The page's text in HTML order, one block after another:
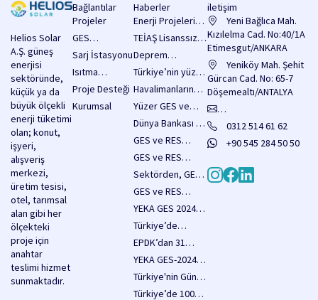
Helios Solar
A.Ş. güneş
enerjisi
sektöründe,
küçük ya da
büyük ölçekli
enerji tüketimi
olan; konut,
işyeri,
alışveriş
merkezi,
üretim tesisi,
otel, tarımsal
alan gibi her
ölçekteki
proje için
anahtar
teslimi hizmet
sunmaktadır.
Bağlantılar
Projeler
GES
Sistemleri
Sarj İstasyonu
Isıtma
Sistemleri
Proje Desteği
Kurumsal
Haberler
Enerji Projelerine
2 Milyar Dolarlık
Kredi
Sağlanacak!
TEİAŞ Lisanssız
Elektrik Üretimi
Yatırım
Başvuruları İçin
3.750 MW’lık
Kapasite Hakkı
Duyurusu
Yayımladı
Deprem
Bölgesinde
Yenilenebilir
Enerji
Yatırımlarına
Destekler Arttı,
Yatırımların Önü
Türkiye’nin yüzer
GES potansiyeli
hesaplanıyor
Havalimanlarında
enerji verimliliği
enerjisi
santralleri
yaygınlaştırılacak
Yüzer GES ve
RES Hakkında
Düzenlemeler
İçeren Kanun
Teklifi Pazartesi
Meclise
Sunulacak
Dünya Bankası 18
Milyar Dolar
Sağlayacak
GES ve RES
tesislerine
denetimi
muafiyeti
sağlayan önemli
düzenlemeler,
Köy Kanunu
teklifi
kapsamında
yasalaştı
GES ve RES
projeleri için
kamulaştırma
kararları
duyuruldu
Sektörden, GES
kapasitesinin 5
megavatı aşması
hedefine tam
destek
GES ve RES
Yatırımlarında
Muafiyeti Resmi
Olarak Yürürlükte
YEKA GES 2024
ihale şartnamesi
yayımlandı
Türkiye’de
2025’in İlk Sekiz
Güneş Enerjisi
Kapasitesi
Eklendi
EPDK’dan 31
Ocak 2025 Tarihi
Raporları
Duyurusu
YEKA GES-2024
ve YEKA RES-
Türkiye'nin Güneş
Enerjisi Hedefleri
Türkiye’de 100
iletişim
Yeni Bağlıca Mah.
Kızılelma Cad. No:40/1A
Etimesgut/ANKARA
Yeniköy Mah. Şehit
Gürcan Cad. No: 65-7
Döşemealtı/ANTALYA
info@heliossolar.com.tr
0312 514 61 62
+90 545 284 50 50